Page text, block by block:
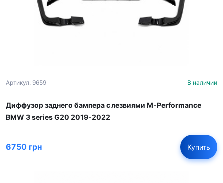
Артикул: 9659 В наличии
Диффузор заднего бампера с лезвиями M-Performance
BMW 3 series G20 2019-2022
6750 грн Купить